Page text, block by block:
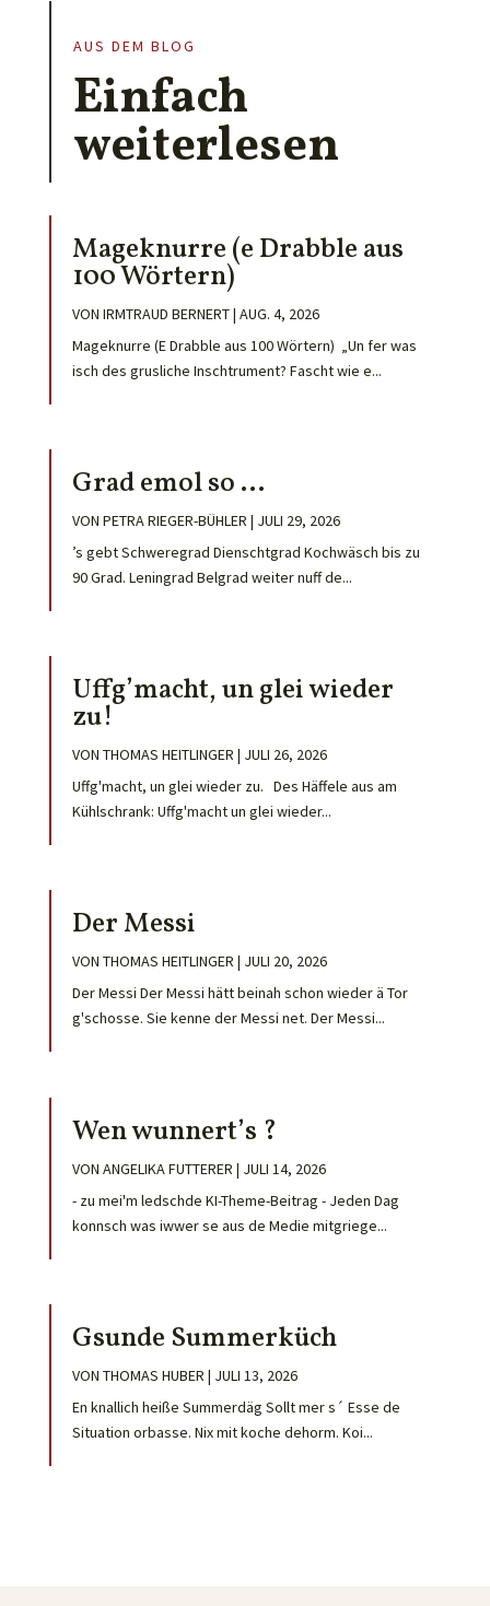
AUS DEM BLOG
Einfach
weiterlesen
Mageknurre (e Drabble aus
100 Wörtern)
VON IRMTRAUD BERNERT| AUG. 4, 2026
Mageknurre (E Drabble aus 100 Wörtern) „Un fer was
isch des grusliche Inschtrument? Fascht wie e...
Grad emol so …
VON PETRA RIEGER-BÜHLER | JULI 29, 2026
’s gebt Schweregrad Dienschtgrad Kochwäsch bis zu
90 Grad. Leningrad Belgrad weiter nuff de...
Uffg’macht, un glei wieder
zu!
VON THOMAS HEITLINGER | JULI 26, 2026
Uffg'macht, un glei wieder zu. Des Häffele aus am
Kühlschrank: Uffg'macht un glei wieder...
Der Messi
VON THOMAS HEITLINGER | JULI 20, 2026
Der Messi Der Messi hätt beinah schon wieder ä Tor
g'schosse. Sie kenne der Messi net. Der Messi...
Wen wunnert’s ?
VON ANGELIKA FUTTERER | JULI 14, 2026
- zu mei'm ledschde KI-Theme-Beitrag - Jeden Dag
konnsch was iwwer se aus de Medie mitgriege...
Gsunde Summerküch
VON THOMAS HUBER | JULI 13, 2026
En knallich heiße Summerdäg Sollt mer s´ Esse de
Situation orbasse. Nix mit koche dehorm. Koi...